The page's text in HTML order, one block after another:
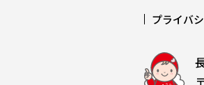
プライバ